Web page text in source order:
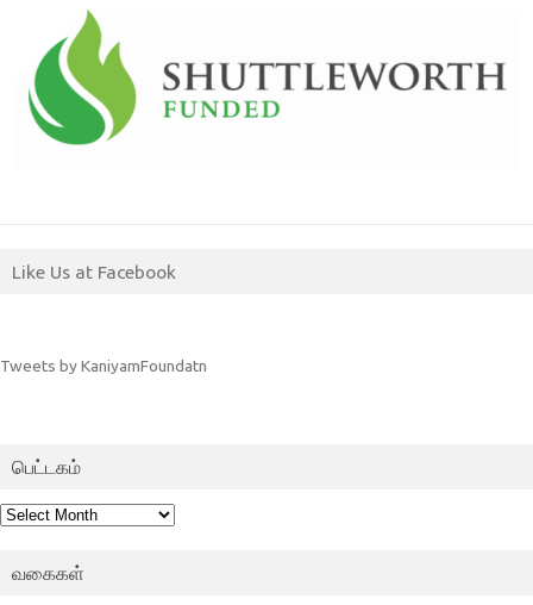
Like Us at Facebook
Tweets by KaniyamFoundatn
பெட்டகம்
பெட்டகம்
வகைகள்